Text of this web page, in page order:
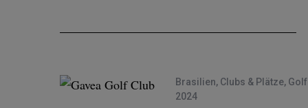
Brasilien, Clubs & Plätze,
2024